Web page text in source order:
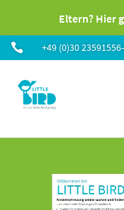
Eltern? Hier
 +49 (0)30